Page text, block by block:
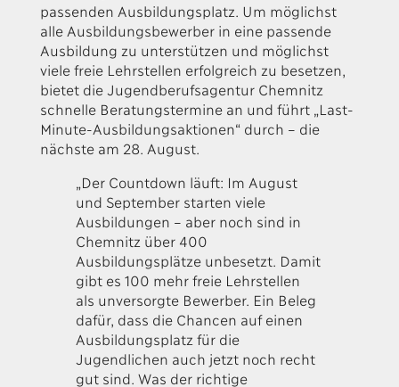
passenden Ausbildungsplatz. Um möglichst
alle Ausbildungsbewerber in eine passende
Ausbildung zu unterstützen und möglichst
viele freie Lehrstellen erfolgreich zu besetzen,
bietet die Jugendberufsagentur Chemnitz
schnelle Beratungstermine an und führt „Last-
Minute-Ausbildungsaktionen“ durch – die
nächste am 28. August.
„Der Countdown läuft: Im August
und September starten viele
Ausbildungen – aber noch sind in
Chemnitz über 400
Ausbildungsplätze unbesetzt. Damit
gibt es 100 mehr freie Lehrstellen
als unversorgte Bewerber. Ein Beleg
dafür, dass die Chancen auf einen
Ausbildungsplatz für die
Jugendlichen auch jetzt noch recht
gut sind. Was der richtige